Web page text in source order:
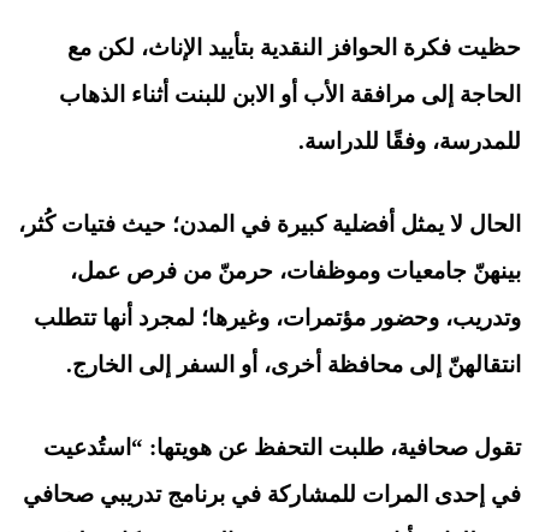
حظيت فكرة الحوافز النقدية بتأييد الإناث، لكن مع
الحاجة إلى مرافقة الأب أو الابن للبنت أثناء الذهاب
للمدرسة، وفقًا للدراسة.
الحال لا يمثل أفضلية كبيرة في المدن؛ حيث فتيات كُثر،
بينهنّ جامعيات وموظفات، حرمنّ من فرص عمل،
وتدريب، وحضور مؤتمرات، وغيرها؛ لمجرد أنها تتطلب
انتقالهنّ إلى محافظة أخرى، أو السفر إلى الخارج.
تقول صحافية، طلبت التحفظ عن هويتها: “استُدعيت
في إحدى المرات للمشاركة في برنامج تدريبي صحافي